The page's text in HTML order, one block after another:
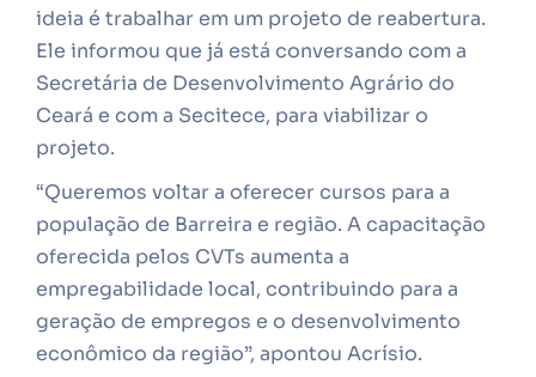
ideia é trabalhar em um projeto de reabertura.
Ele informou que já está conversando com a
Secretária de Desenvolvimento Agrário do
Ceará e com a Secitece, para viabilizar o
projeto.
“Queremos voltar a oferecer cursos para a
população de Barreira e região. A capacitação
oferecida pelos CVTs aumenta a
empregabilidade local, contribuindo para a
geração de empregos e o desenvolvimento
econômico da região”, apontou Acrísio.